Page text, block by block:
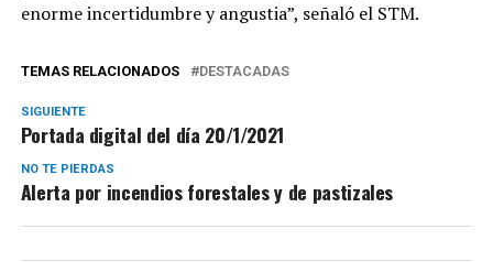
enorme incertidumbre y angustia”, señaló el STM.
TEMAS RELACIONADOS DESTACADAS
SIGUIENTE
Portada digital del día 20/1/2021
NO TE PIERDAS
Alerta por incendios forestales y de pastizales